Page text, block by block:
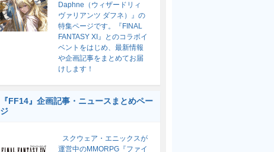
Daphne（ウィザードリィ
ヴァリアンツ ダフネ）』の
特集ページです。『FINAL
FANTASY XI』とのコラボイ
ベントをはじめ、最新情報
や企画記事をまとめてお届
けします！
『FF14』企画記事・ニュースまとめペー
ジ
スクウェア・エニックスが
運営中のMMORPG『ファイ